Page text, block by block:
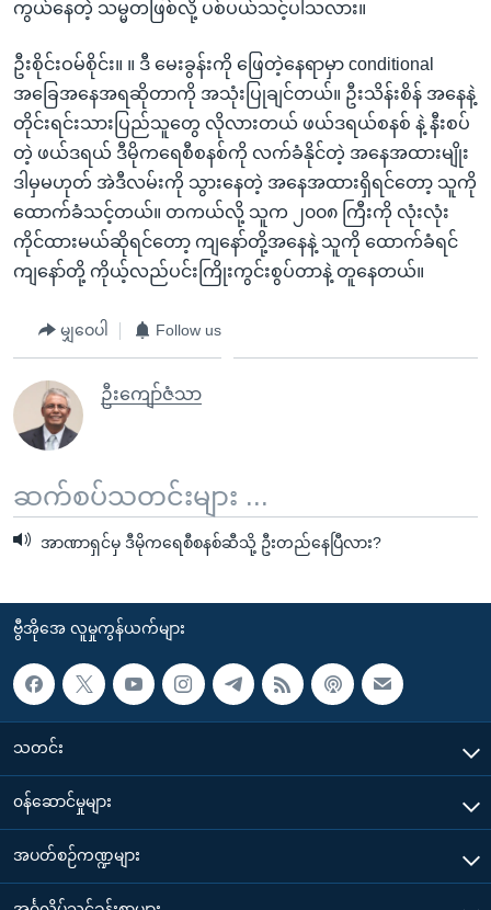
ကွယ်နေတဲ့ သမ္မတဖြစ်လို့ ပစ်ပယ်သင့်ပါသလား။
ဦးစိုင်းဝမ်စိုင်း။ ။ ဒီ မေးခွန်းကို ဖြေတဲ့နေရာမှာ conditional
အခြေအနေအရဆိုတာကို အသုံးပြုချင်တယ်။ ဦးသိန်းစိန် အနေနဲ့
တိုင်းရင်းသားပြည်သူတွေ လိုလားတယ် ဖယ်ဒရယ်စနစ် နဲ့ နီးစပ်
တဲ့ ဖယ်ဒရယ် ဒီမိုကရေစီစနစ်ကို လက်ခံနိုင်တဲ့ အနေအထားမျိုး
ဒါမှမဟုတ် အဲဒီလမ်းကို သွားနေတဲ့ အနေအထားရှိရင်တော့ သူကို
ထောက်ခံသင့်တယ်။ တကယ်လို့ သူက ၂၀၀၈ ကြီးကို လုံးလုံး
ကိုင်ထားမယ်ဆိုရင်တော့ ကျနော်တို့အနေနဲ့ သူကို ထောက်ခံရင်
ကျနော်တို့ ကိုယ့်လည်ပင်းကြိုးကွင်းစွပ်တာနဲ့ တူနေတယ်။
မျှဝေပါ Follow us
ဦးကျော်ဇံသာ
ဆက်စပ်သတင်းများ ...
အာဏာရှင်မှ ဒီမိုကရေစီစနစ်ဆီသို့ ဦးတည်နေပြီလား?
ဗွီအိုအေ လူမှုကွန်ယက်များ
သတင်း
၀န်ဆောင်မှုများ
အပတ်စဉ်ကဏ္ဍများ